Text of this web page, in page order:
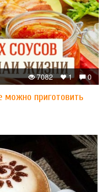
0
1
7082
можно приготовить